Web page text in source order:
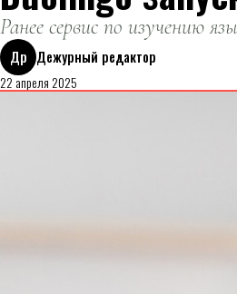
Ранее сервис по изучению
Др Дежурный редактор
22 апреля 2025